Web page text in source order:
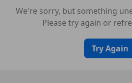
We're sorry, but something
Please try again or
Try Again